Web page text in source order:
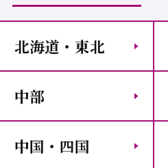
北海道・東北
中部
中国・四国